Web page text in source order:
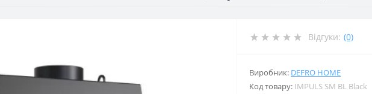
Відгуки: (0)
Виробник: DEFRO HOME
Код товару: IMPULS SM BL Black